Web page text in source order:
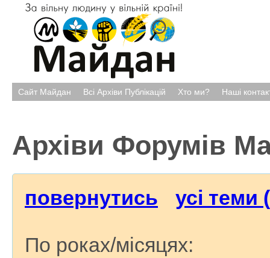
Сайт Майдан Всі Архіви Публікацій Хто ми? Наші
Архіви Форумів
повернутись усі теми
По роках/місяцях: